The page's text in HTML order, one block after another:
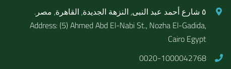
٥ شارع أحمد عبد النبى, النزهة الجديدة, القاهرة, مصر.
Address: (5) Ahmed Abd El-Nabi St., Nozha El-Gadida,
Cairo Egypt
0020-1000042768